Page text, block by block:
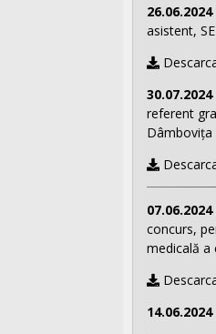
26.06.2024
asistent,
30.07.2024
referent
Dâmbovița
07.06.2024
concurs,
medicală a
14.06.2024